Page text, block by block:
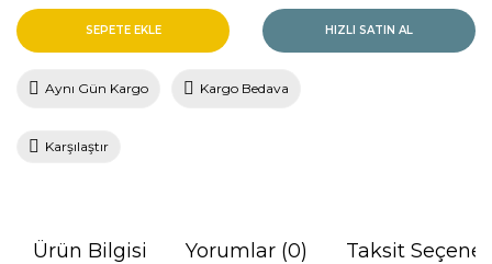
SEPETE EKLE HIZLI SATIN AL
Aynı Gün Kargo Kargo Bedava
Karşılaştır
Ürün Bilgisi Yorumlar (0) Taksit